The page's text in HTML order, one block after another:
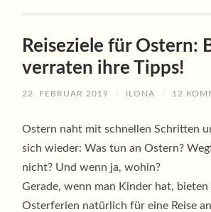
Reiseziele für Ostern:
verraten ihre Tipps!
22. FEBRUAR 2019 / ILONA / 12
Ostern naht mit schnellen Schritten
sich wieder: Was tun an Ostern?
nicht? Und wenn ja, wohin?
Gerade, wenn man Kinder hat, bieten
Osterferien natürlich für eine Reise